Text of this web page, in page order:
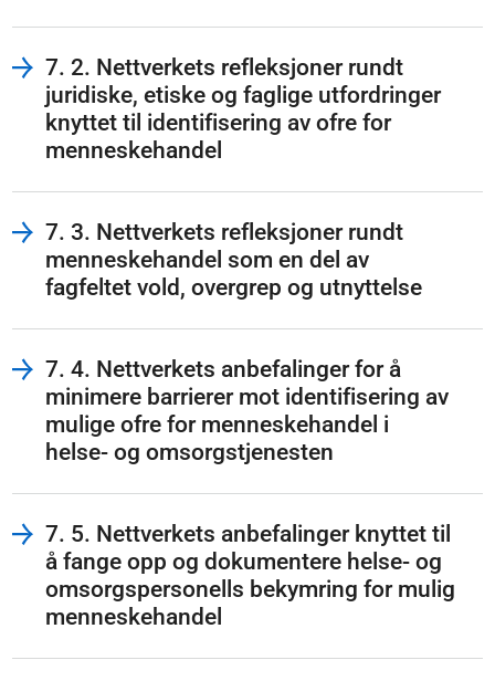
landets kommuner og helseregioner.
Menneskehandelfeltet er minst like komplekst i dag som da
den forrige rapporten ble skrevet i 2021. Samtidig har det
ikke vært stor, praktisk endring på fagfeltet, og både
barrierene som ved gjennomgangen i 2018.
7. 2. Nettverkets refleksjoner rundt
juridiske, etiske og faglige utfordringer
knyttet til identifisering av ofre for
menneskehandel
7. 3. Nettverkets refleksjoner rundt
menneskehandel som en del av
fagfeltet vold, overgrep og utnyttelse
7. 4. Nettverkets anbefalinger for å
minimere barrierer mot identifisering av
mulige ofre for menneskehandel i
helse- og omsorgstjenesten
7. 5. Nettverkets anbefalinger knyttet til
å fange opp og dokumentere helse- og
omsorgspersonells bekymring for mulig
menneskehandel